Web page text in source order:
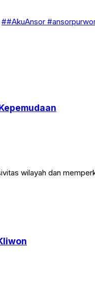
##AkuAnsor
wilayah dan